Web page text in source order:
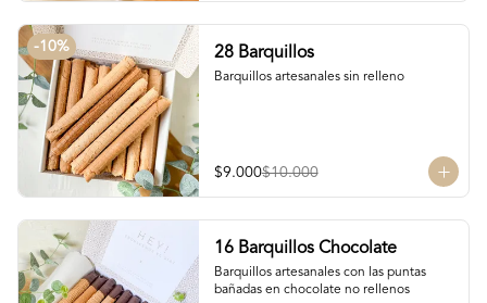
-10% 28 Barquillos
Barquillos artesanales sin relleno
$9.000$10.000
16 Barquillos Chocolate
Barquillos artesanales con las puntas
bañadas en chocolate no rellenos